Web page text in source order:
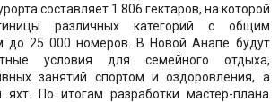
составляет 1 806 гектаров, на которой
различных категорий с общим
25 000 номеров. В Новой Анапе будут
условия для семейного отдыха,
занятий спортом и оздоровления, а
По итогам разработки мастер-плана